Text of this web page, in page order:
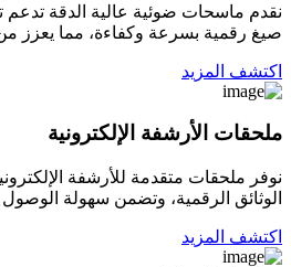
نقدم ماسحات ضوئية عالية الدقة تدعم
صيغ رقمية بسرعة وكفاءة، مما يعزز من
اكتشف المزيد
ملحقات الأرشفة الإلكترونية
نوفر ملحقات متقدمة للأرشفة
الوثائق الرقمية، وتضمن سهولة
اكتشف المزيد